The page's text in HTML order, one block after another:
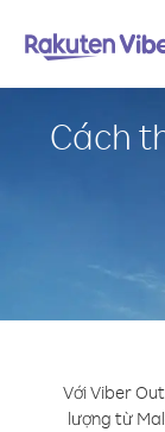
Cách
Với Viber
lượng từ